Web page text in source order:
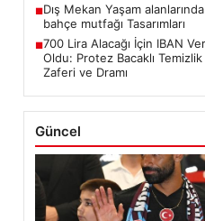
■Dış Mekan Yaşam
bahçe mutfağı Tasarımları
■700 Lira Alacağı İçin IBAN
Oldu: Protez Bacaklı
Zaferi ve Dramı
Güncel